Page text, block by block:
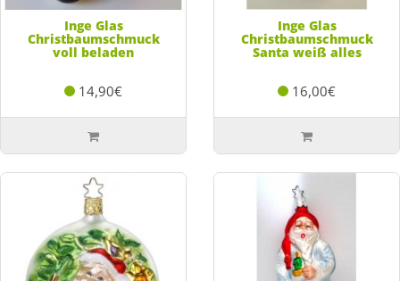
Inge Glas
Christbaumschmuck
voll beladen
14,90€
Inge Glas
Christbaumschmuck
Santa weiß alles
16,00€